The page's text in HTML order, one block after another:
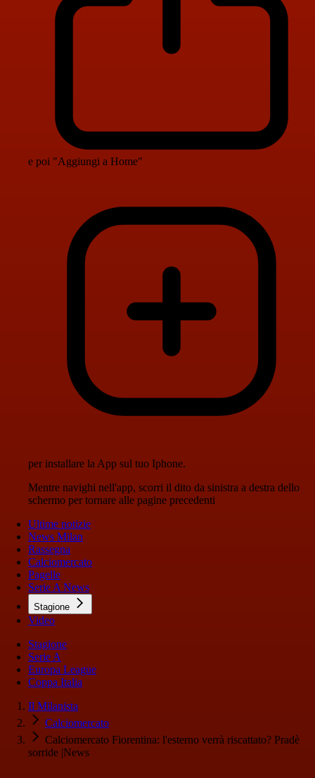
e poi "Aggiungi a Home"
per installare la App sul tuo Iphone.
Mentre navighi nell'app, scorri il dito da sinistra a destra dello
schermo per tornare alle pagine precedenti
Ultime notizie
News Milan
Rassegna
Calciomercato
Pagelle
Serie A News
Stagione
Video
Stagione
Serie A
Europa League
Coppa Italia
Il Milanista
Calciomercato
Calciomercato Fiorentina: l'esterno verrà riscattato? Pradè
sorride |News